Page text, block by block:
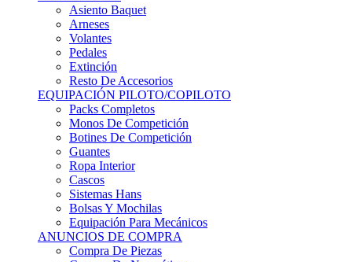
Arneses
Volantes
Pedales
Extinción
Resto De Accesorios
EQUIPACIÓN PILOTO/COPILOTO
Packs Completos
Monos De Competición
Botines De Competición
Guantes
Ropa Interior
Cascos
Sistemas Hans
Bolsas Y Mochilas
Equipación Para Mecánicos
ANUNCIOS DE COMPRA
Compra De Piezas
Compra De Neumáticos
Compra De Accesorios De Habitáculo